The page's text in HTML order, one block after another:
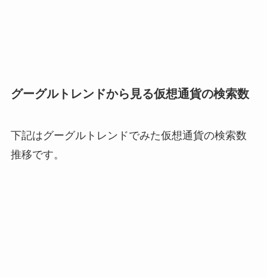
グーグルトレンドから見る仮想通貨の検索数
下記はグーグルトレンドでみた仮想通貨の検索数
推移です。